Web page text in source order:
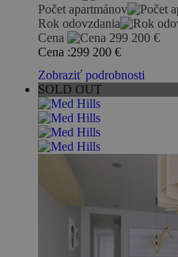
Počet apartmánov
Rok odovzdania
Cena
299 200 €
Cena :299 200 €
Zobraziť podrobnosti
SOLD OUT